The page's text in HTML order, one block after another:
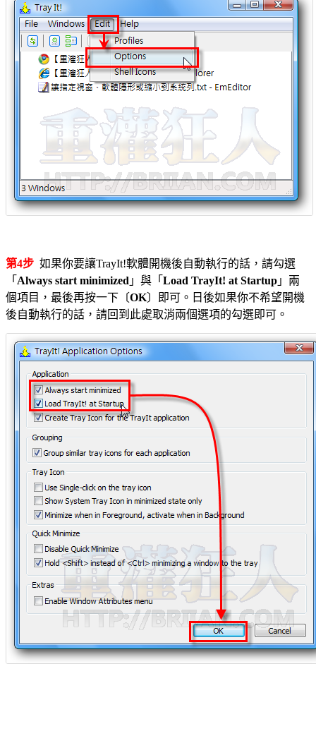
第4步 如果你要讓TrayIt!軟體開機後自動執行的話，請勾選
「 Always start minimized 」與「 Load TrayIt! at Startup 」兩
個項目，最後再按一下〔OK〕即可。日後如果你不希望開機
後自動執行的話，請回到此處取消兩個選項的勾選即可。